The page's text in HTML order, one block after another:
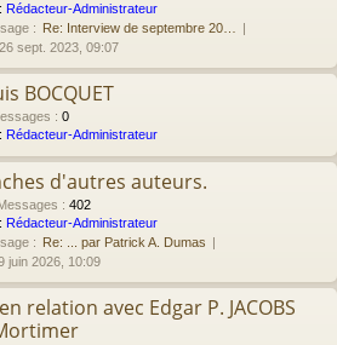
Rédacteur-Administrateur
: Re: Interview de septembre 20…
, 26 sept. 2023, 09:07
BOCQUET
: 0
Rédacteur-Administrateur
d'autres auteurs.
: 402
Rédacteur-Administrateur
: Re: ... par Patrick A. Dumas
juin 2026, 10:09
relation avec Edgar P. JACOBS